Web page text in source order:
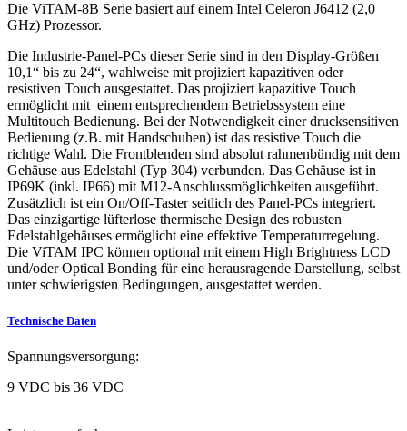
Die ViTAM-8B Serie basiert auf einem Intel Celeron J6412 (2,0
GHz) Prozessor.
Die Industrie-Panel-PCs dieser Serie sind in den Display-Größen
10,1“ bis zu 24“, wahlweise mit projiziert kapazitiven oder
resistiven Touch ausgestattet. Das projiziert kapazitive Touch
ermöglicht mit einem entsprechendem Betriebssystem eine
Multitouch Bedienung. Bei der Notwendigkeit einer drucksensitiven
Bedienung (z.B. mit Handschuhen) ist das resistive Touch die
richtige Wahl. Die Frontblenden sind absolut rahmenbündig mit dem
Gehäuse aus Edelstahl (Typ 304) verbunden. Das Gehäuse ist in
IP69K (inkl. IP66) mit M12-Anschlussmöglichkeiten ausgeführt.
Zusätzlich ist ein On/Off-Taster seitlich des Panel-PCs integriert.
Das einzigartige lüfterlose thermische Design des robusten
Edelstahlgehäuses ermöglicht eine effektive Temperaturregelung.
Die ViTAM IPC können optional mit einem High Brightness LCD
und/oder Optical Bonding für eine herausragende Darstellung, selbst
unter schwierigsten Bedingungen, ausgestattet werden.
Technische Daten
Spannungsversorgung:
9 VDC bis 36 VDC